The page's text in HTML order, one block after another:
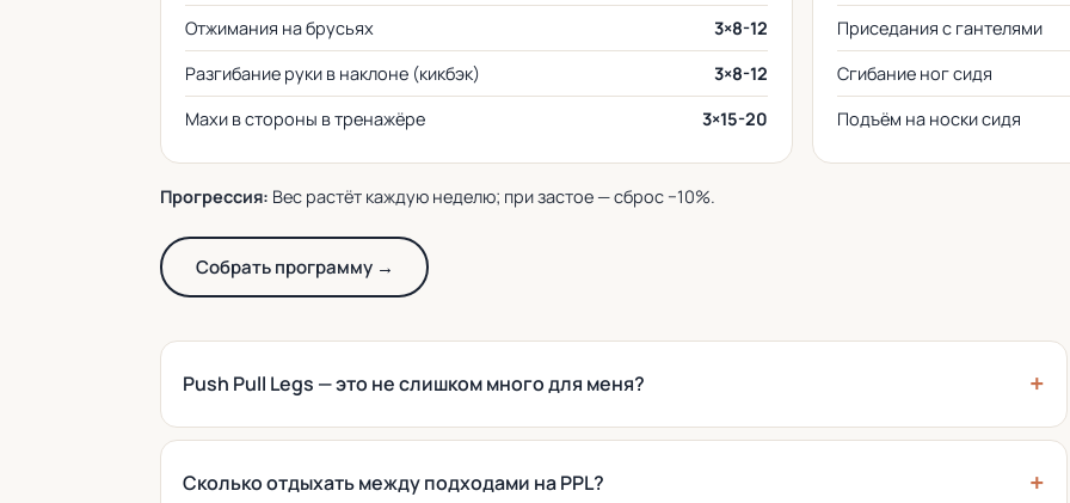
Отжимания на брусьях
3×8-12
Разгибание руки в наклоне (кикбэк)
3×8-12
Махи в стороны в тренажёре
3×15-20
Приседания с гантелями
Сгибание ног сидя
Подъём на носки сидя
Прогрессия: Вес растёт каждую неделю; при застое — сброс −10%.
Собрать программу →
Push Pull Legs — это не слишком много для меня?
Сколько отдыхать между подходами на PPL?